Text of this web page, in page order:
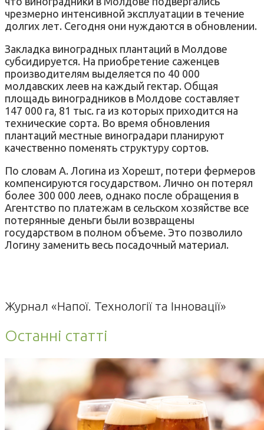
чрезмерно интенсивной эксплуатации в течение
долгих лет. Сегодня они нуждаются в обновлении.
Закладка виноградных плантаций в Молдове
субсидируется. На приобретение саженцев
производителям выделяется по 40 000
молдавских леев на каждый гектар. Общая
площадь виноградников в Молдове составляет
147 000 га, 81 тыс. га из которых приходится на
технические сорта. Во время обновления
плантаций местные виноградари планируют
качественно поменять структуру сортов.
По словам А. Логина из Хорешт, потери фермеров
компенсируются государством. Лично он потерял
более 300 000 леев, однако после обращения в
Агентство по платежам в сельском хозяйстве все
потерянные деньги были возвращены
государством в полном объеме. Это позволило
Логину заменить весь посадочный материал.
Журнал «Напої. Технології та Інновації»
Останні статті